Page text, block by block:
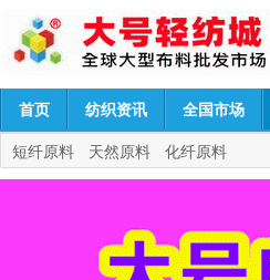
首页 纺织资讯 全国市场
短纤原料 天然原料 化纤原料